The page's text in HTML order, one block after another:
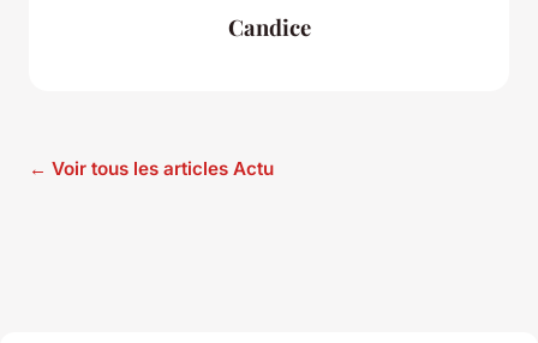
Candice
← Voir tous les articles Actu